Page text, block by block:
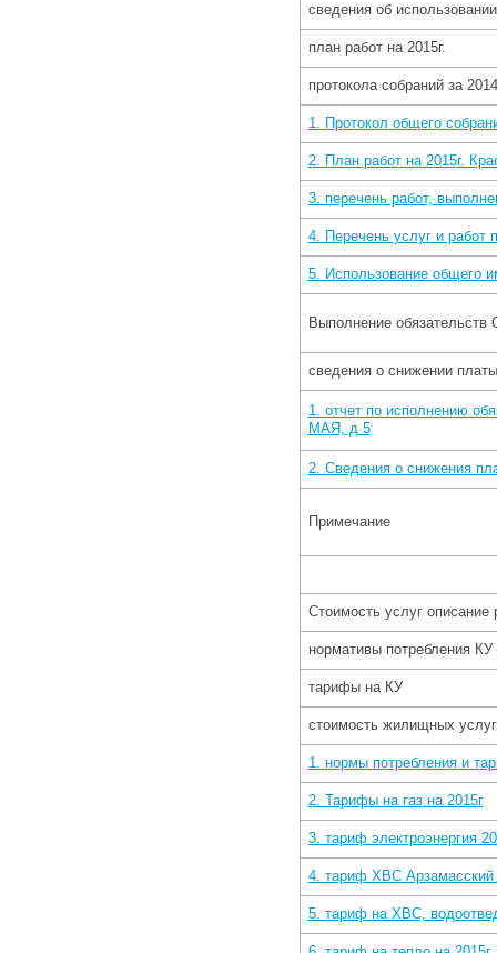
сведения об
план работ на 2015г.
протокола собраний за
1. Протокол общего
2. План работ на 2015г.
3. перечень работ,
4. Перечень услуг и работ
5. Использование общего
Выполнение обязательств
сведения о снижении
1. отчет по исполнению
МАЯ, д 5
2. Сведения о снижения
Примечание
Стоимость услуг
нормативы потребления КУ
тарифы на КУ
стоимость жилищных услуг
1. нормы потребления и
2. Тарифы на газ на 2015г
3. тариф электроэнергия
4. тариф ХВС Арзамасский
5. тариф на ХВС,